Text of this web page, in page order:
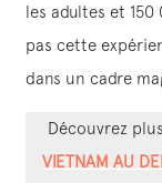
les adultes et
pas cette
dans un cadre
Découvrez
VIETNAM AU